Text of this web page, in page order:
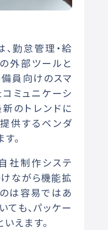
勤怠管理・給
外部ツールと
員向けのスマ
ミュニケーシ
のトレンドに
供するベンダ
。
社制作システ
ながら機能拡
は容易ではあ
ても、パッケー
えます。